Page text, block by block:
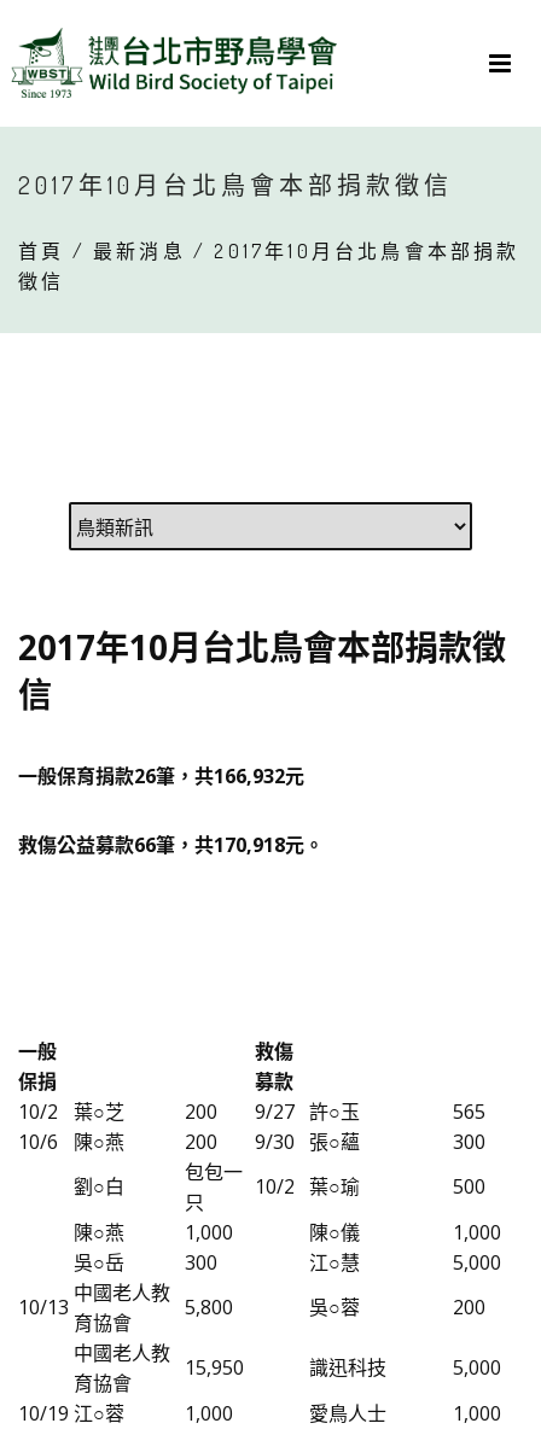
2017年10月台北鳥會本部捐款徵信
首頁 / 最新消息 / 2017年10月台北鳥會本部捐款
徵信
2017年10月台北鳥會本部捐款徵
信
一般保育捐款26筆，共166,932元
救傷公益募款66筆，共170,918元。
一般
保捐
救傷
募款
10/2
葉○芝 200 9/27 許○玉
565
10/6
陳○燕 200 9/30 張○蘊
300
劉○白
包包一
只
10/2 葉○瑜
500
陳○燕
1,000 陳○儀
1,000
吳○岳
300 江○慧
5,000
10/13
中國老人教
育協會
5,800 吳○蓉
200
中國老人教
育協會
15,950 識迅科技
5,000
10/19 江○蓉 1,000 愛鳥人士
1,000